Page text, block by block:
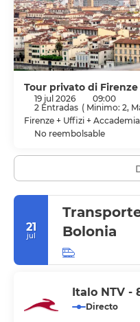
Tour privato di Firenze
19 jul 2026
09:00
2 Entradas ( Minimo: 2,
Firenze + Uffizi + Accademia
No reembolsable
21
jul
Bolonia
Italo NTV -
Directo